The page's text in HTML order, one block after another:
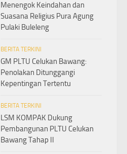
Menengok Keindahan dan
Suasana Religius Pura Agung
Pulaki Buleleng
BERITA TERKINI
GM PLTU Celukan Bawang:
Penolakan Ditunggangi
Kepentingan Tertentu
BERITA TERKINI
LSM KOMPAK Dukung
Pembangunan PLTU Celukan
Bawang Tahap II